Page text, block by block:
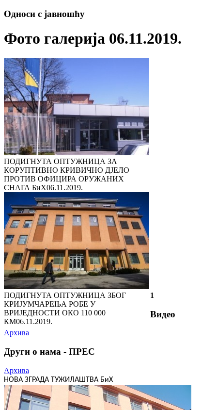
Односи с јавношћу
Фото галерија 06.11.2019.
ПОДИГНУТА ОПТУЖНИЦА ЗА
КОРУПТИВНО КРИВИЧНО ДЈЕЛО
ПРОТИВ ОФИЦИРА ОРУЖАНИХ
СНАГА БиХ06.11.2019.
ПОДИГНУТА ОПТУЖНИЦА ЗБОГ
КРИЈУМЧАРЕЊА РОБЕ У
ВРИЈЕДНОСТИ ОКО 110 000
КМ06.11.2019.
1
Видео
Архива
Други о нама - ПРЕС
Архива
НОВА ЗГРАДА ТУЖИЛАШТВА БиХ